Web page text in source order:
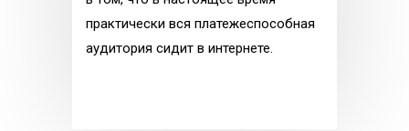
практически вся платежеспособная
аудитория сидит в интернете.